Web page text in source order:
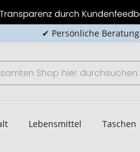
✔ Persönliche Beratung
Lebensmittel Taschen